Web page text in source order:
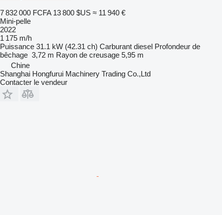
7 832 000 FCFA 13 800 $US ≈ 11 940 €
Mini-pelle
2022
1 175 m/h
Puissance 31.1 kW (42.31 ch) Carburant diesel Profondeur de
bêchage 3,72 m Rayon de creusage 5,95 m
Chine
Shanghai Hongfurui Machinery Trading Co.,Ltd
Contacter le vendeur